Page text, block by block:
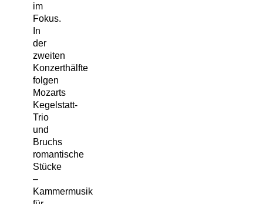
im
Fokus.
In
der
zweiten
Konzerthälfte
folgen
Mozarts
Kegelstatt-
Trio
und
Bruchs
romantische
Stücke
–
Kammermusik